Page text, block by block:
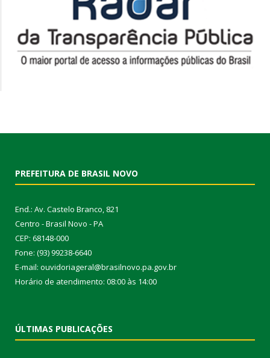
PREFEITURA DE BRASIL NOVO
End.: Av. Castelo Branco, 821
Centro - Brasil Novo - PA
CEP: 68148-000
Fone: (93) 99238-6640
E-mail: ouvidoriageral@brasilnovo.pa.gov.br
Horário de atendimento: 08:00 às 14:00
ÚLTIMAS PUBLICAÇÕES